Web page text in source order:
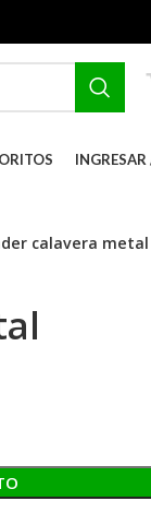
INGRESAR
calavera metal